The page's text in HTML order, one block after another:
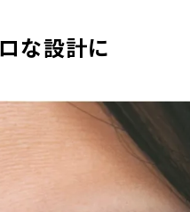
な設計に